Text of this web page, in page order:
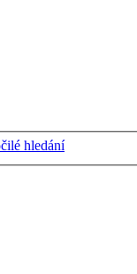
hledání